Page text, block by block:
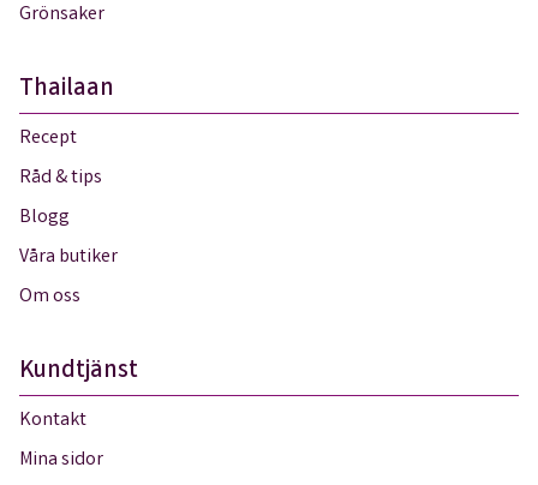
Grönsaker
Thailaan
Recept
Råd & tips
Blogg
Våra butiker
Om oss
Kundtjänst
Kontakt
Mina sidor